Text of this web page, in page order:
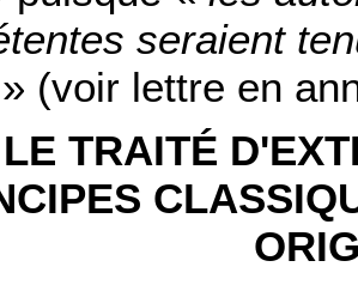
seraient
» (voir lettre en
TRAITÉ